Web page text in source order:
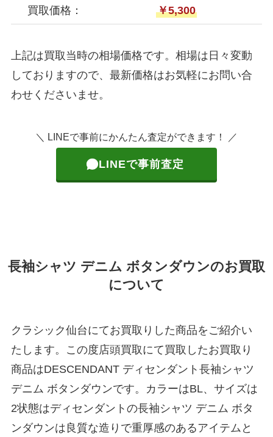
買取価格： ￥5,300
上記は買取当時の相場価格です。相場は日々変動
しておりますので、最新価格はお気軽にお問い合
わせくださいませ。
＼ LINEで事前にかんたん査定ができます！ ／
LINEで事前査定
長袖シャツ デニム ボタンダウンのお買取
について
クラシック仙台にてお買取りした商品をご紹介い
たします。この度店頭買取にて買取したお買取り
商品はDESCENDANT ディセンダント長袖シャツ
デニム ボタンダウンです。カラーはBL、サイズは
2状態はディセンダントの長袖シャツ デニム ボタ
ンダウンは良質な造りで重厚感のあるアイテムと